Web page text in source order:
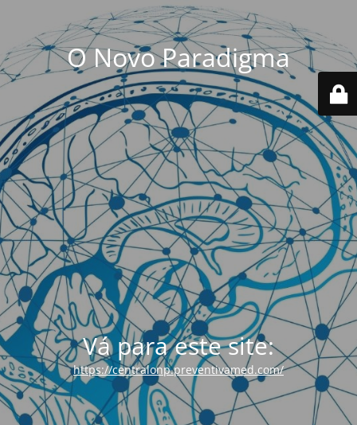
O Novo Paradigma
Vá para este site:
https://centralonp.preventivamed.com/